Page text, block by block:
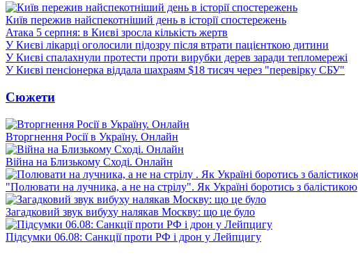
Київ пережив найспекотніший день в історії спостережень
Атака 5 серпня: в Києві зросла кількість жертв
У Києві лікарці оголосили підозру після втрати пацієнткою дитини
У Києві спалахнули протести проти вирубки дерев заради тепломережі
У Києві пенсіонерка віддала шахраям $18 тисяч через "перевірку СБУ"
Сюжети
Вторгнення Росії в Україну. Онлайн
Війна на Близькому Сході. Онлайн
"Полювати на лучника, а не на стрілу". Як Україні боротись з балістикою
Загадковий звук вибуху налякав Москву: що це було
Підсумки 06.08: Санкції проти РФ і дрон у Лейпцигу